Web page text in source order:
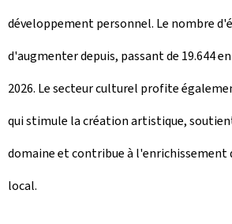
développement personnel. Le nombre
d'augmenter depuis, passant de 19.644 en
2026. Le secteur culturel profite
qui stimule la création artistique,
domaine et contribue à l'enrichissement
local.